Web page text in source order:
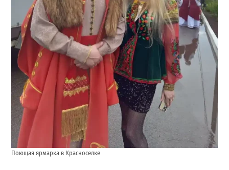
Поющая ярмарка в Красноселке